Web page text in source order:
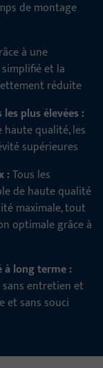
de montage
à une
et la
réduite
plus élevées :
haute qualité, les
supérieures
:Tous les
de haute qualité
maximale, tout
optimale grâce à
à long terme :
entretien et
et sans souci